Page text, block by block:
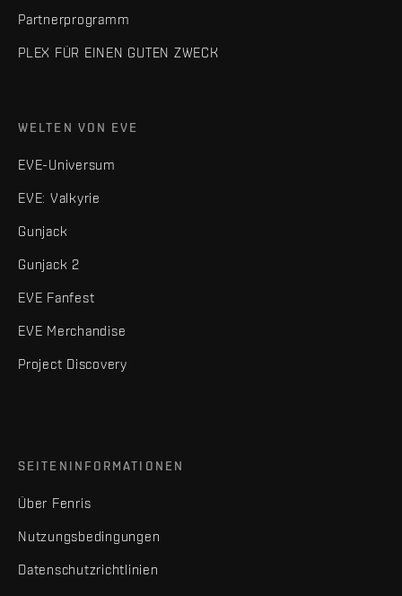
Partnerprogramm
PLEX FÜR EINEN GUTEN ZWECK
WELTEN VON EVE
EVE-Universum
EVE: Valkyrie
Gunjack
Gunjack 2
EVE Fanfest
EVE Merchandise
Project Discovery
SEITENINFORMATIONEN
Über Fenris
Nutzungsbedingungen
Datenschutzrichtlinien